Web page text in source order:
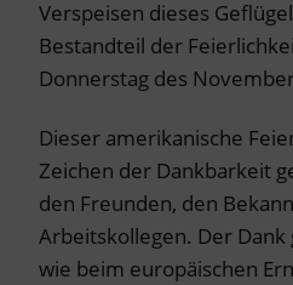
Verspeisen dieses
Bestandteil der
Donnerstag des
Dieser amerikanische
Zeichen der Dankbarkeit
den Freunden, den
Arbeitskollegen. Der Dank
wie beim europäischen